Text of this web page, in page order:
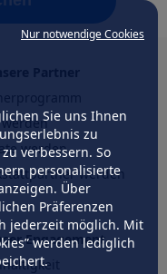
Nur notwendige Cookies
Sie uns Ihnen
zu
verbessern. So
personalisierte
Über
Präferenzen
jederzeit möglich. Mit
werden lediglich
werden
werden
Engagement